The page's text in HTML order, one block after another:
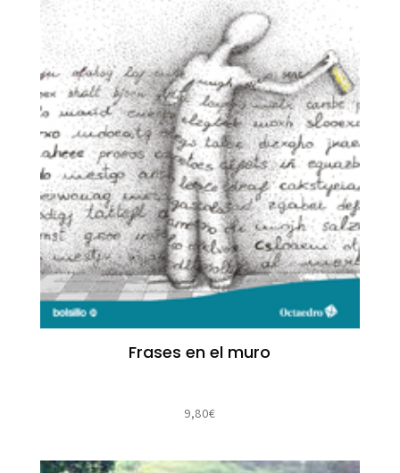
Frases en el muro
9,80€